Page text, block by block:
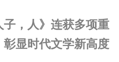
，人》连获多项重
显时代文学新高度